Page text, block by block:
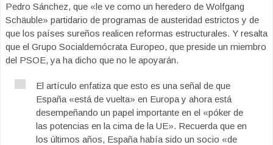
Pedro Sánchez, que «le ve como un heredero de Wolfgang
Schäuble» partidario de programas de austeridad estrictos y de
que los países sureños realicen reformas estructurales. Y resalta
que el Grupo Socialdemócrata Europeo, que preside un miembro
del PSOE, ya ha dicho que no le apoyarán.
El artículo enfatiza que esto es una señal de que
España «está de vuelta» en Europa y ahora está
desempeñando un papel importante en el «póker de
las potencias en la cima de la UE». Recuerda que en
los últimos años, España había sido un socio «de